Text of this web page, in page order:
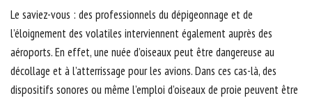
Le saviez-vous : des professionnels du dépigeonnage et de
l’éloignement des volatiles interviennent également auprès des
aéroports. En effet, une nuée d’oiseaux peut être dangereuse au
décollage et à l’atterrissage pour les avions. Dans ces cas-là, des
dispositifs sonores ou même l’emploi d’oiseaux de proie peuvent être